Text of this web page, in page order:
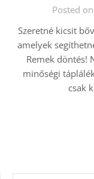
Posted
Szeretné kicsit
amelyek
Remek döntés!
minőségi
csak